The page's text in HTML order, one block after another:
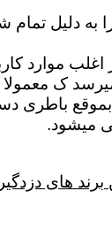
به دلیل
موارد
باطری
میشود.
های